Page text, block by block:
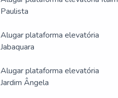
Paulista
Alugar plataforma elevatória
Jabaquara
Alugar plataforma elevatória
Jardim Ângela